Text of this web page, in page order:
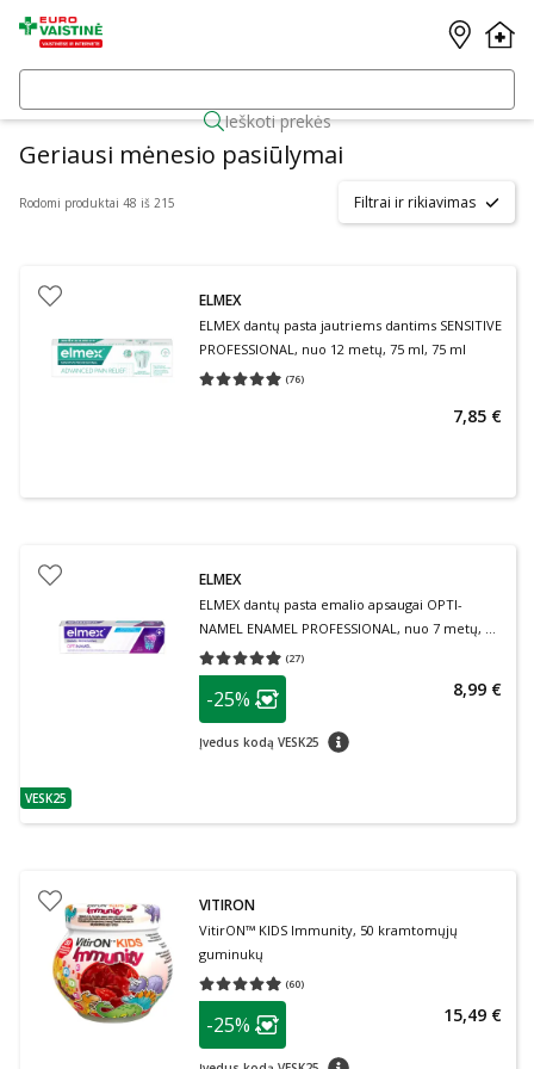
Ieškoti prekės
Geriausi mėnesio pasiūlymai
Rodomi produktai 48 iš 215 Filtrai ir rikiavimas
ELMEX
ELMEX dantų pasta jautriems dantims SENSITIVE
PROFESSIONAL, nuo 12 metų, 75 ml, 75 ml
(76)
Vidutinis įvertinimas 4.95
7,85 €
patarimas
VESK25
ELMEX
ELMEX dantų pasta emalio apsaugai OPTI-
NAMEL ENAMEL PROFESSIONAL, nuo 7 metų, 75
ml
(27)
Vidutinis įvertinimas 4.93
patarimas
Lojalumo klubo narių nuolaida
-25%
Įvedus kodą VESK25 patarimas
8,99 €
VITIRON
VitirON™ KIDS Immunity, 50 kramtomųjų
guminukų
(60)
Vidutinis įvertinimas 4.98
patarimas
Lojalumo klubo narių nuolaida
-25%
patarimas
15,49 €